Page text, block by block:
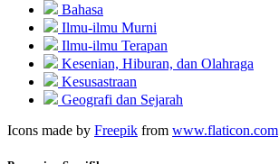
Bahasa
Ilmu-ilmu Murni
Ilmu-ilmu Terapan
Kesenian, Hiburan, dan Olahraga
Kesusastraan
Geografi dan Sejarah
Icons made by Freepik from www.flaticon.com